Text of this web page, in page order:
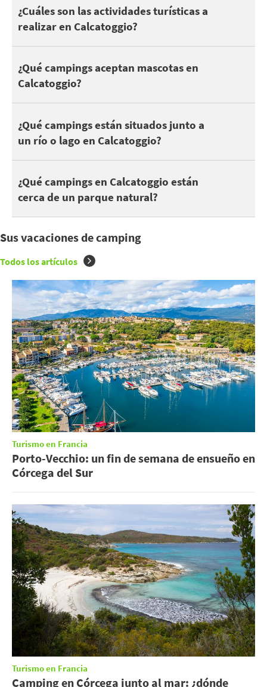
¿Cuáles son las actividades turísticas a
realizar en Calcatoggio?
Puedes aprovechar sus vacaciones en Calcatoggio para
En cuanto a la naturaleza, descubra .
Salir con los niños y disfrutar de las atracciones .
¿Qué campings aceptan mascotas en
Calcatoggio?
Estos son algunos campings que aceptan mascotas en
¿Qué campings están situados junto a
un río o lago en Calcatoggio?
Puedes encontrar 2 campings en Calcatoggio junto a un lago o
¿Qué campings en Calcatoggio están
cerca de un parque natural?
Estar cerca de un parque natural es estupendo para disfrutar
Sus vacaciones de camping
Todos los artículos
Turismo en Francia
Porto-Vecchio: un fin de semana de ensueño en
Córcega del Sur
Turismo en Francia
Camping en Córcega junto al mar: ¿dónde